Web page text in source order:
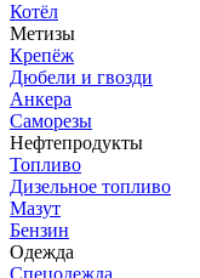
Котёл
Метизы
Крепёж
Дюбели и гвозди
Анкера
Саморезы
Нефтепродукты
Топливо
Дизельное топливо
Мазут
Бензин
Одежда